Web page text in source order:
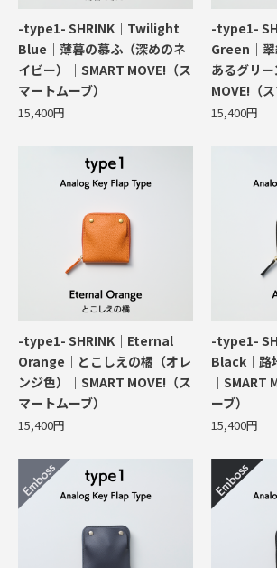
-type1- SHRINK｜Twilight
Blue｜薄暮の慕ふ（深めのネ
イビー）｜SMART MOVE!（ス
マートムーブ）
15,400円
-type1-
Green｜
あるグリ
MOVE!（
15,400円
-type1- SHRINK｜Eternal
Orange｜とこしえの橘（オレ
ンジ色）｜SMART MOVE!（ス
マートムーブ）
15,400円
-type1-
Black｜路
｜SMART
ーブ）
15,400円